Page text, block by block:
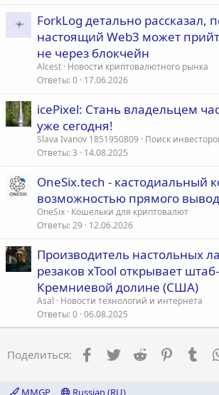
ForkLog детально рассказал,
настоящий Web3 может
не через блокчейн
Alcest Новости криптовалютного рынка
Ответы 0 17.06.2026
icePixel: Стань владельцем
уже сегодня!
Slava Ivanov 1851950809
Поиск
Ответы 3 14.08.2025
OneSix.tech - кастодиальный
возможностью прямого
OneSix Кошельки для криптовалют
Ответы 29 12.06.2026
Производитель настольных
резаков xTool открывает
Кремниевой долине (США)
Asal
Новости технологий и интернета
Ответы 0 06.08.2025
Поделиться: Facebook
Twitter Reddit Pinterest
MMGP Russian (RU)